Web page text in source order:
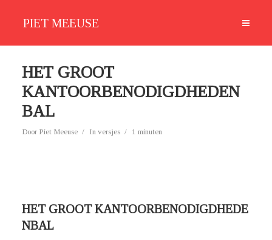
PIET MEEUSE
HET GROOT
KANTOORBENODIGDHEDEN
BAL
Door Piet Meeuse In versjes 1 minuten
HET GROOT KANTOORBENODIGDHEDE
NBAL